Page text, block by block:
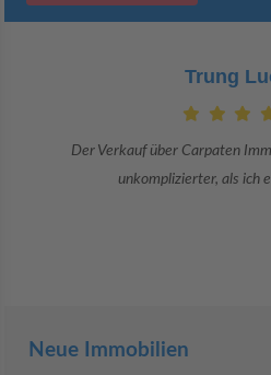
Claudia
Danke an Carpaten Immobilien und
Sie war viele
Neue Immobilien